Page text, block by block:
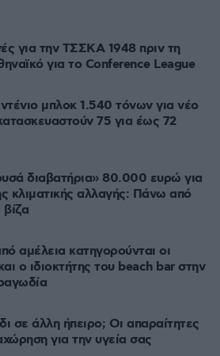
για την ΤΣΣΚΑ 1948 πριν τη
για το Conference League
μπλοκ 1.540 τόνων για νέο
75 για έως 72
διαβατήρια» 80.000 ευρώ για
κλιματικής αλλαγής: Πάνω από
αμέλεια κατηγορούνται οι
ο ιδιοκτήτης του beach bar στην
σε άλλη ήπειρο; Οι απαραίτητες
για την υγεία σας